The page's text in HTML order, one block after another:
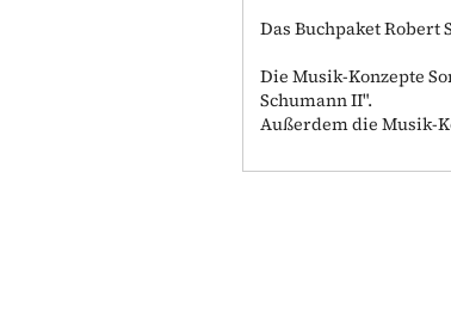
Das Buchpaket Robert
Die Musik-Konzepte
Schumann II".
Außerdem die Musik-